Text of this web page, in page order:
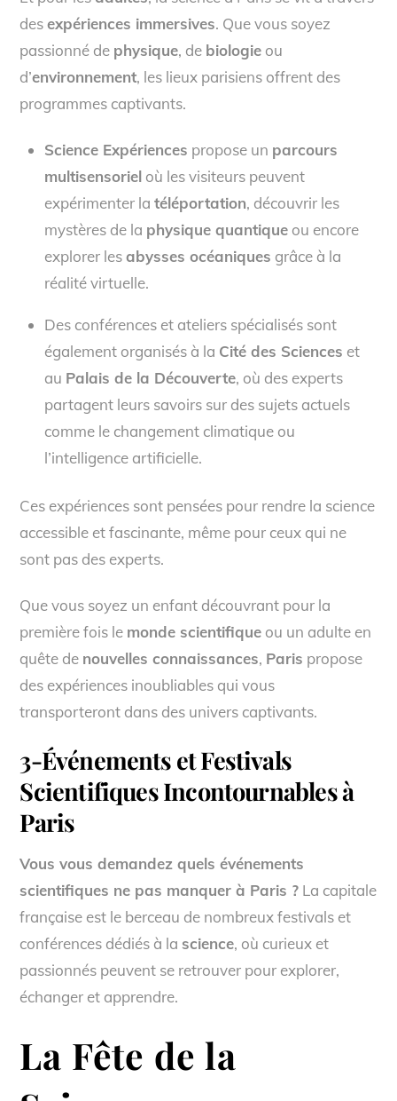
desexpériences immersives. Que vous soyez
passionné de physique, de biologie ou
d’environnement, les lieux parisiens offrent des
programmes captivants.
Science Expériences propose un parcours
multisensorieloù les visiteurs peuvent
expérimenter la téléportation, découvrir les
mystères de la physique quantiqueou encore
explorer lesabysses océaniques grâce à la
réalité virtuelle.
Des conférences et ateliers spécialisés sont
également organisés à la Cité des Sciences et
au Palais de la Découverte, où des experts
partagent leurs savoirs sur des sujets actuels
comme le changement climatique ou
l’intelligence artificielle.
Ces expériences sont pensées pour rendre la science
accessible et fascinante, même pour ceux qui ne
sont pas des experts.
Que vous soyez un enfant découvrant pour la
première fois le monde scientifique ou un adulte en
quête de nouvelles connaissances, Paris propose
des expériences inoubliables qui vous
transporteront dans des univers captivants.
3-Événements et Festivals
Scientifiques Incontournables à
Paris
Vous vous demandez quels événements
scientifiques ne pas manquer à Paris ? La capitale
française est le berceau de nombreux festivals et
conférences dédiés à lascience, où curieux et
passionnés peuvent se retrouver pour explorer,
échanger et apprendre.
La Fête de la